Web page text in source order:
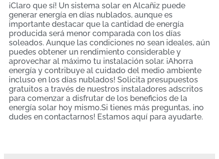
¡Claro que sí! Un sistema solar en Alcañiz puede
generar energía en días nublados, aunque es
importante destacar que la cantidad de energía
producida será menor comparada con los días
soleados. Aunque las condiciones no sean ideales, aún
puedes obtener un rendimiento considerable y
aprovechar al máximo tu instalación solar. ¡Ahorra
energía y contribuye al cuidado del medio ambiente
incluso en los días nublados! Solicita presupuestos
gratuitos a través de nuestros instaladores adscritos
para comenzar a disfrutar de los beneficios de la
energía solar hoy mismo.Si tienes más preguntas, ¡no
dudes en contactarnos! Estamos aquí para ayudarte.